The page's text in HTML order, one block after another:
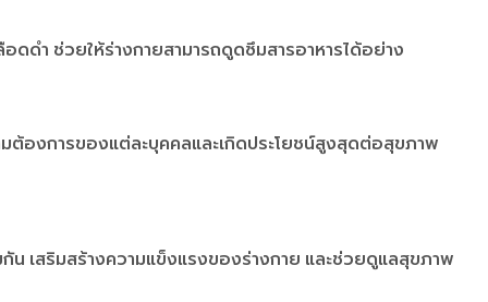
ดดำ ช่วยให้ร่างกายสามารถดูดซึมสารอาหารได้อย่าง
ต้องการของแต่ละบุคคลและเกิดประโยชน์สูงสุดต่อสุขภาพ
น เสริมสร้างความแข็งแรงของร่างกาย และช่วยดูแลสุขภาพ